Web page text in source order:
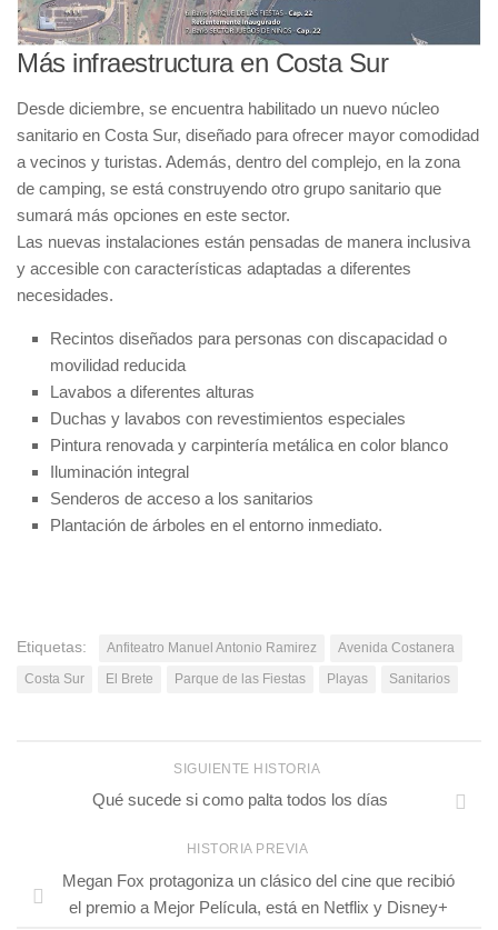
Más infraestructura en Costa Sur
Desde diciembre, se encuentra habilitado un nuevo núcleo
sanitario en Costa Sur, diseñado para ofrecer mayor comodidad
a vecinos y turistas. Además, dentro del complejo, en la zona
de camping, se está construyendo otro grupo sanitario que
sumará más opciones en este sector.
Las nuevas instalaciones están pensadas de manera inclusiva
y accesible con características adaptadas a diferentes
necesidades.
Recintos diseñados para personas con discapacidad o
movilidad reducida
Lavabos a diferentes alturas
Duchas y lavabos con revestimientos especiales
Pintura renovada y carpintería metálica en color blanco
Iluminación integral
Senderos de acceso a los sanitarios
Plantación de árboles en el entorno inmediato.
Etiquetas: Anfiteatro Manuel Antonio Ramirez
Avenida Costanera
Costa Sur
El Brete Parque de las Fiestas Playas Sanitarios
SIGUIENTE HISTORIA
Qué sucede si como palta todos los días
HISTORIA PREVIA
Megan Fox protagoniza un clásico del cine que recibió
el premio a Mejor Película, está en Netflix y Disney+